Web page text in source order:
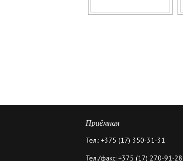
Приёмная
Тел.: +375 (17) 350-31-31
Тел./факс: +375 (17) 270-91-28